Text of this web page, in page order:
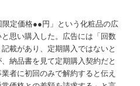
定価格●●円」という化粧品の広
思い購入した。広告には「回数
載があり、定期購入ではないと
納品書を見て定期購入契約だと
者に初回のみで解約すると伝え